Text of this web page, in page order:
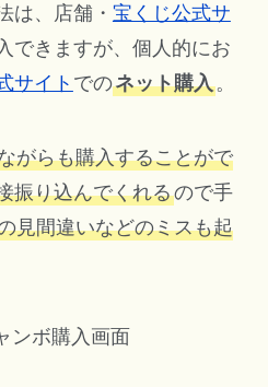
は、店舗・ 宝くじ公式サ
できますが、個人的にお
サイト でのネット購入。
がらも購入することがで
振り込んでくれるので手
見間違いなどのミスも起